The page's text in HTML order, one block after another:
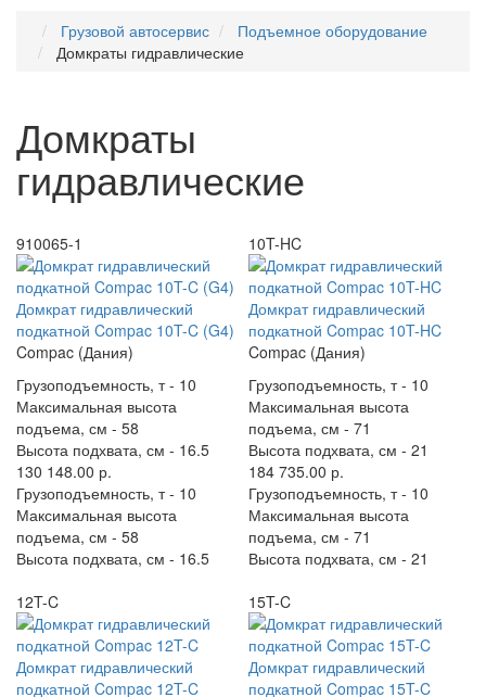
Грузовой автосервис
Подъемное оборудование
Домкраты гидравлические
Домкраты
гидравлические
910065-1
Домкрат гидравлический
подкатной Compac 10T-C (G4)
Compac (Дания)
Грузоподъемность, т - 10
Максимальная высота
подъема, см - 58
Высота подхвата, см - 16.5
130 148.00 р.
Грузоподъемность, т - 10
Максимальная высота
подъема, см - 58
Высота подхвата, см - 16.5
10T-HC
Домкрат гидравлический
подкатной Compac 10T-HC
Compac (Дания)
Грузоподъемность, т - 10
Максимальная высота
подъема, см - 71
Высота подхвата, см - 21
184 735.00 р.
Грузоподъемность, т - 10
Максимальная высота
подъема, см - 71
Высота подхвата, см - 21
12T-C
Домкрат гидравлический
подкатной Compac 12T-C
15T-C
Домкрат гидравлический
подкатной Compac 15T-C